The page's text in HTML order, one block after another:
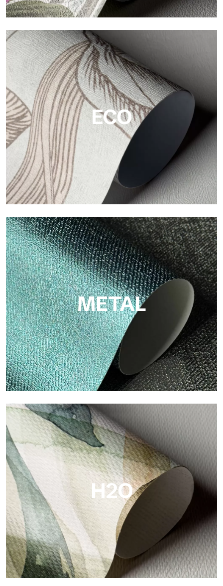
Vinilo
Los acabados vinílicos de los papeles pintados de
Tecnografica ofrecen superficies resistentes, texturizadas y
visualmente sofisticadas.
ECO
ECO
Eco de Tecnografica es el papel pintado ecológico de fibra de
celulosa: soporte sostenible, sin PVC, con colores claros y de
alta calidad.
METAL
Metal
Metal es el papel pintado metálico de Tecnografica, con
reflejos metálicos únicos que resaltan los colores oro, plata,
cobre y ricos.
H2O